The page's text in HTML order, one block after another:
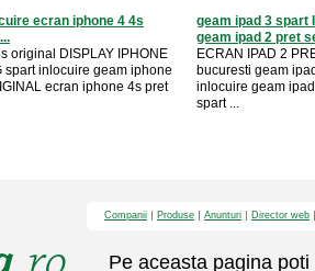
ecran iphone 4 4s
original DISPLAY IPHONE
spart inlocuire geam iphone
ecran iphone 4s pret
geam ipad 3 spart
geam ipad 2 pret
ECRAN IPAD 2
bucuresti geam
inlocuire geam
spart ...
Companii Produse Anunturi Director web
Pe aceasta pagina poti